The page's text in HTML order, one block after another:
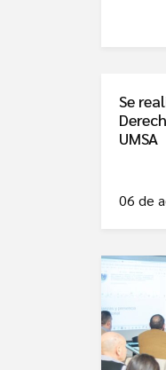
Se
UMSA
06 de